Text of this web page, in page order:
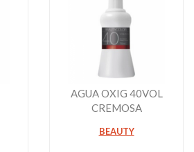
AGUA OXIG 40VOL
CREMOSA
BEAUTY